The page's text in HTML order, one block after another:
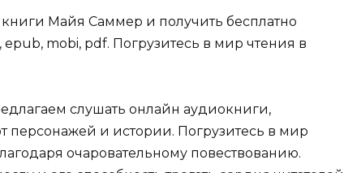
книги Майя Саммер и получить бесплатно
mobi, pdf. Погрузитесь в мир чтения в
слушать онлайн аудиокниги,
персонажей и истории. Погрузитесь в мир
очаровательному повествованию.